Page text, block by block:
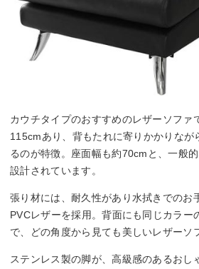
カウチタイプのおすすめのレザーソファ
115cmあり、背もたれに寄りかかりなが
るのが特徴。座面幅も約70cmと、一般
設計されています。
張り材には、耐久性があり水拭きでのお
PVCレザーを採用。背面にも同じカラー
で、どの角度から見ても美しいレザーソ
ステンレス製の脚が、高級感のあるおし